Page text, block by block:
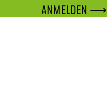
ANMELDEN ⟶